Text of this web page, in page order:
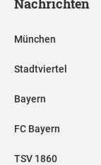
München
Stadtviertel
Bayern
FC Bayern
TSV 1860